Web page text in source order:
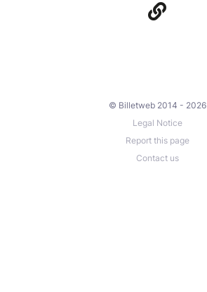
© Billetweb 2014 - 2026
Legal Notice
Report this page
Contact us